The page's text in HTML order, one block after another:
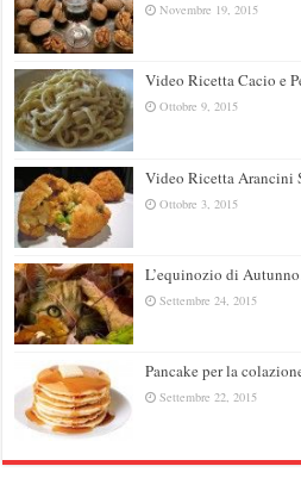
Novembre 19, 2015
Video Ricetta Cacio e
Ottobre 9, 2015
Video Ricetta Arancini
Ottobre 3, 2015
L’equinozio di
Settembre 24, 2015
Pancake per la
Settembre 22, 2015